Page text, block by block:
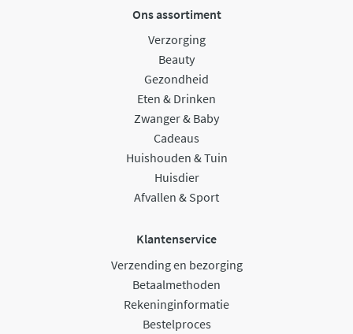
Ons assortiment
Verzorging
Beauty
Gezondheid
Eten & Drinken
Zwanger & Baby
Cadeaus
Huishouden & Tuin
Huisdier
Afvallen & Sport
Klantenservice
Verzending en bezorging
Betaalmethoden
Rekeninginformatie
Bestelproces